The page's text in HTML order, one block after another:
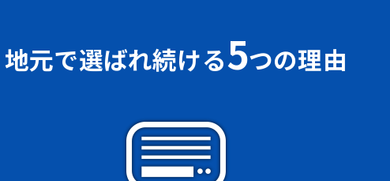
地元で選ばれ続ける5つの理由